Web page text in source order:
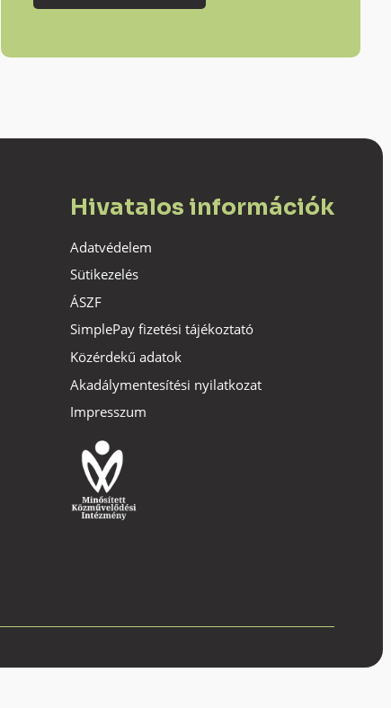
Hivatalos információk
Adatvédelem
Sütikezelés
ÁSZF
SimplePay fizetési tájékoztató
Közérdekű adatok
Akadálymentesítési nyilatkozat
Impresszum